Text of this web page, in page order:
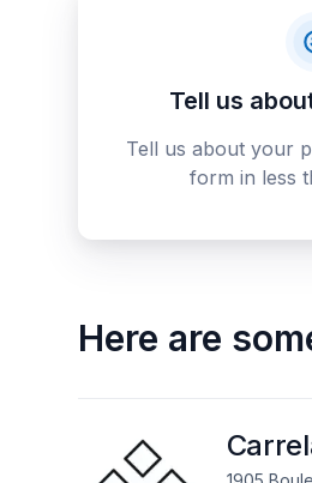
Tell us
Tell us about your
form in less
Here are